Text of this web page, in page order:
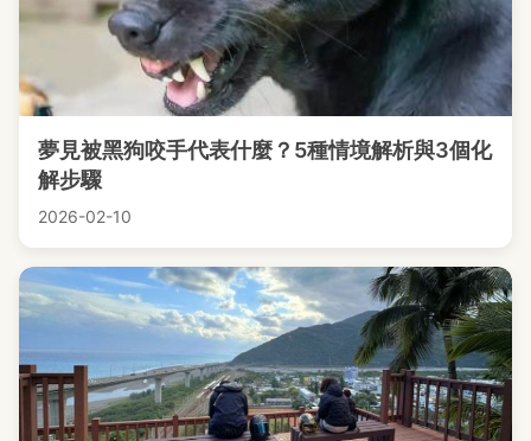
夢見被黑狗咬手代表什麼？5種情境解析與3個化
解步驟
2026-02-10